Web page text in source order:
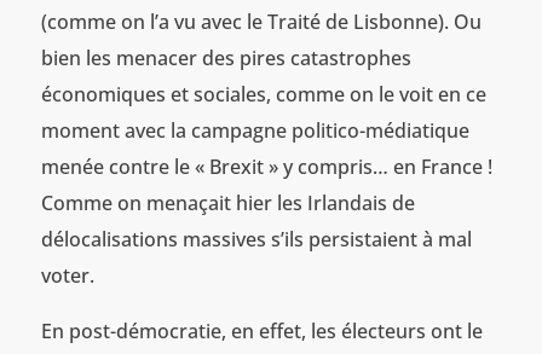
(comme on l’a vu avec le Traité de Lisbonne). Ou
bien les menacer des pires catastrophes
économiques et sociales, comme on le voit en ce
moment avec la campagne politico-médiatique
menée contre le « Brexit » y compris… en France !
Comme on menaçait hier les Irlandais de
délocalisations massives s’ils persistaient à mal
voter.
En post-démocratie, en effet, les électeurs ont le